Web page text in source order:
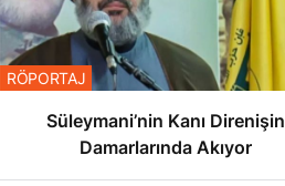
RÖPORTAJ
Süleymani’nin Kanı Direnişin
Damarlarında Akıyor